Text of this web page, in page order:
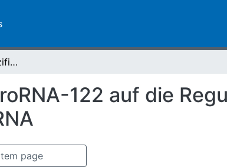
Einfluss der leberspezifischen microRNA-122 auf die Regulation der Translation der Hepatitis C Virus-RNA
122 auf die
page